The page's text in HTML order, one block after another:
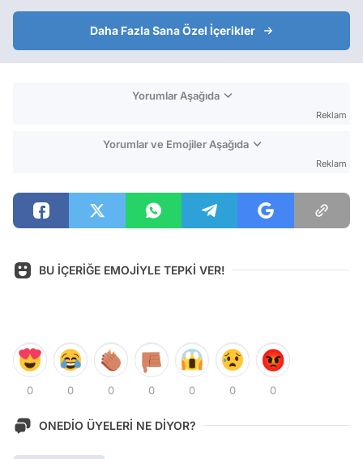
Daha Fazla Sana Özel İçerikler
Yorumlar Aşağıda
Reklam
Yorumlar ve Emojiler Aşağıda
Reklam
BU İÇERİĞE EMOJİYLE TEPKİ VER!
0 0 0 0 0 0 0
ONEDİO ÜYELERİ NE DİYOR?